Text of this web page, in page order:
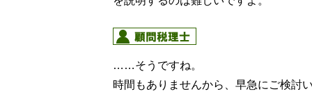
……そうですね。
時間もありませんから、早急にご検討